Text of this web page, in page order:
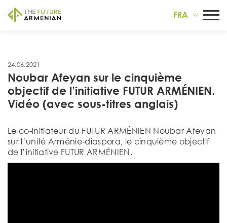
FRA
24.06.2021
Noubar Afeyan sur le cinquième
objectif de l’initiative FUTUR ARMÉNIEN.
Vidéo (avec sous-titres anglais)
Le co-initiateur du FUTUR ARMÉNIEN Noubar Afeyan
sur l’unité Arménie-diaspora, le cinquième objectif
de l’initiative FUTUR ARMÉNIEN.